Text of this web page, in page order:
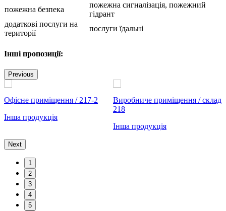
пожежна безпека
пожежна сигналізація, пожежний
гідрант
додаткові послуги на
території
послуги їдальні
Інші пропозиції:
Previous
Офісне приміщення / 217-2
Інша продукція
Виробниче приміщення / склад
218
Інша продукція
Next
1
2
3
4
5